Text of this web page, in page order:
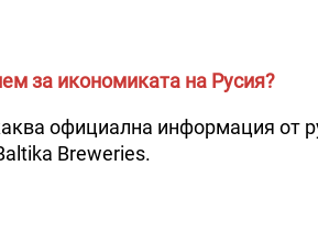
за икономиката на Русия?
официална информация от
Breweries.